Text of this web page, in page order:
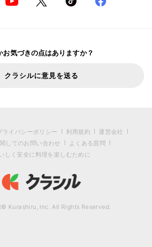
お気づきの点はありますか？
クラシルに意見を送る
ライバシーポリシー 利用規約
運営会社
してのお問い合わせ
よくある質問
しく安全に料理を楽しむために
Kurashiru, Inc. All Rights Reserved.